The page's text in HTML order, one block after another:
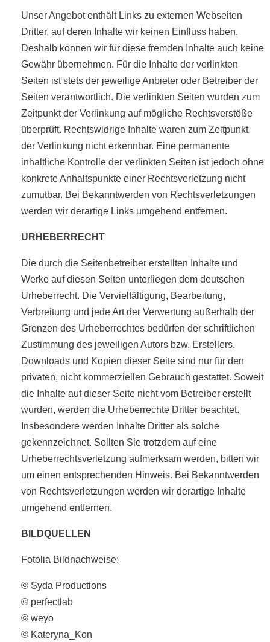
Unser Angebot enthält Links zu externen Webseiten
Dritter, auf deren Inhalte wir keinen Einfluss haben.
Deshalb können wir für diese fremden Inhalte auch keine
Gewähr übernehmen. Für die Inhalte der verlinkten
Seiten ist stets der jeweilige Anbieter oder Betreiber der
Seiten verantwortlich. Die verlinkten Seiten wurden zum
Zeitpunkt der Verlinkung auf mögliche Rechtsverstöße
überprüft. Rechtswidrige Inhalte waren zum Zeitpunkt
der Verlinkung nicht erkennbar. Eine permanente
inhaltliche Kontrolle der verlinkten Seiten ist jedoch ohne
konkrete Anhaltspunkte einer Rechtsverletzung nicht
zumutbar. Bei Bekanntwerden von Rechtsverletzungen
werden wir derartige Links umgehend entfernen.
URHEBERRECHT
Die durch die Seitenbetreiber erstellten Inhalte und
Werke auf diesen Seiten unterliegen dem deutschen
Urheberrecht. Die Vervielfältigung, Bearbeitung,
Verbreitung und jede Art der Verwertung außerhalb der
Grenzen des Urheberrechtes bedürfen der schriftlichen
Zustimmung des jeweiligen Autors bzw. Erstellers.
Downloads und Kopien dieser Seite sind nur für den
privaten, nicht kommerziellen Gebrauch gestattet. Soweit
die Inhalte auf dieser Seite nicht vom Betreiber erstellt
wurden, werden die Urheberrechte Dritter beachtet.
Insbesondere werden Inhalte Dritter als solche
gekennzeichnet. Sollten Sie trotzdem auf eine
Urheberrechtsverletzung aufmerksam werden, bitten wir
um einen entsprechenden Hinweis. Bei Bekanntwerden
von Rechtsverletzungen werden wir derartige Inhalte
umgehend entfernen.
BILDQUELLEN
Fotolia Bildnachweise:
© Syda Productions
© perfectlab
© weyo
© Kateryna_Kon